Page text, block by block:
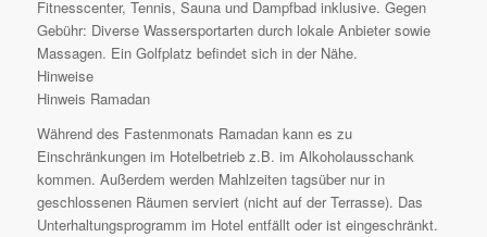
Fitnesscenter, Tennis, Sauna und Dampfbad inklusive. Gegen
Gebühr: Diverse Wassersportarten durch lokale Anbieter sowie
Massagen. Ein Golfplatz befindet sich in der Nähe.
Hinweise
Hinweis Ramadan
Während des Fastenmonats Ramadan kann es zu
Einschränkungen im Hotelbetrieb z.B. im Alkoholausschank
kommen. Außerdem werden Mahlzeiten tagsüber nur in
geschlossenen Räumen serviert (nicht auf der Terrasse). Das
Unterhaltungsprogramm im Hotel entfällt oder ist eingeschränkt.